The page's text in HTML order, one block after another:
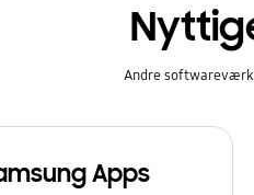
Andre
Apps